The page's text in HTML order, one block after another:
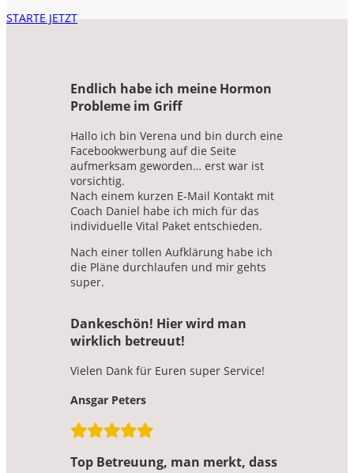
STARTE JETZT
Endlich habe ich meine Hormon
Probleme im Griff
Hallo ich bin Verena und bin durch eine
Facebookwerbung auf die Seite
aufmerksam geworden… erst war ist
vorsichtig.
Nach einem kurzen E-Mail Kontakt mit
Coach Daniel habe ich mich für das
individuelle Vital Paket entschieden.
Nach einer tollen Aufklärung habe ich
die Pläne durchlaufen und mir gehts
super.
Dankeschön! Hier wird man
wirklich betreuut!
Vielen Dank für Euren super Service!
Ansgar Peters
Top Betreuung, man merkt, dass